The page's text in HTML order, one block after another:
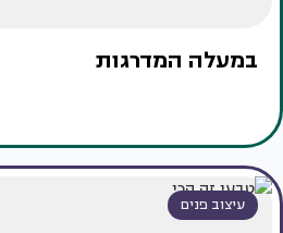
במעלה המדרגות
עיצוב פנים